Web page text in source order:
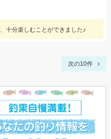
十分楽しむことができました♪
次の10件